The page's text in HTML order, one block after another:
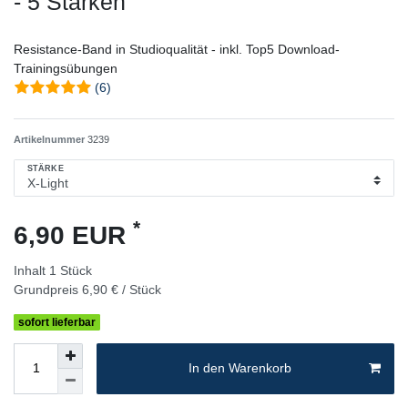
Resistance-Band in Studioqualität - inkl. Top5 Download-
Trainingsübungen
(6)
Artikelnummer 3239
STÄRKE
6,90 EUR *
Inhalt 1 Stück
Grundpreis 6,90 € / Stück
sofort lieferbar
In den Warenkorb